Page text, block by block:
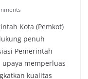
Kota (Pemkot)
penuh
Pemerintah
upaya memperluas
kualitas